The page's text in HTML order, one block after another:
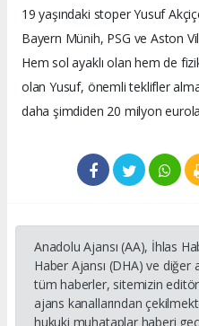
19 yaşındaki stoper Yusuf
Bayern Münih, PSG ve Aston
Hem sol ayaklı olan hem de
olan Yusuf, önemli teklifler
daha şimdiden 20 milyon
Anadolu Ajansı (AA), İhlas
Haber Ajansı (DHA) ve diğer
tüm haberler, sitemizin
ajans kanallarından
hukuki muhataplar haberi